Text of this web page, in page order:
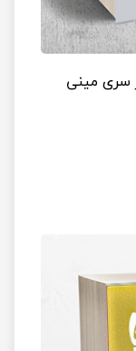
سری مینی